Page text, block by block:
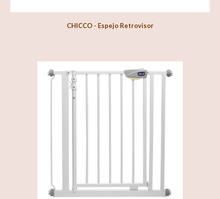
CHICCO - Espejo Retrovisor